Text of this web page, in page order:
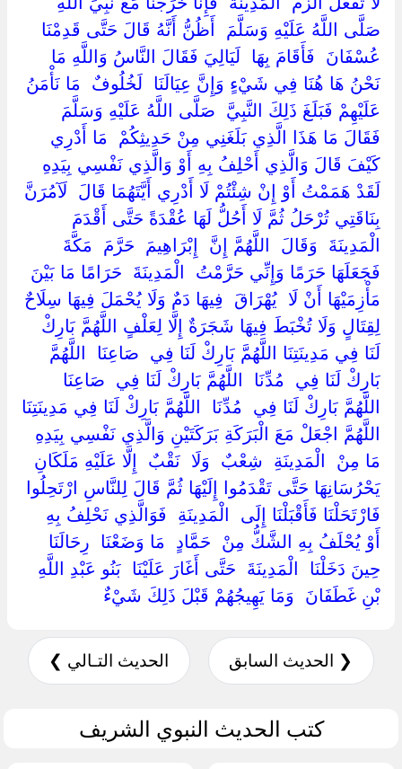
‏صَلَّى اللَّهُ عَلَيْهِ وَسَلَّمَ ‏ ‏أَظُنُّ أَنَّهُ قَالَ حَتَّى قَدِمْنَا ‏
‏عُسْفَانَ ‏ ‏فَأَقَامَ بِهَا ‏ ‏لَيَالِيَ فَقَالَ النَّاسُ وَاللَّهِ مَا
نَحْنُ هَا هُنَا فِي شَيْءٍ وَإِنَّ عِيَالَنَا ‏ ‏لَخُلُوفٌ ‏ ‏مَا نَأْمَنُ
عَلَيْهِمْ فَبَلَغَ ذَلِكَ النَّبِيَّ ‏ ‏صَلَّى اللَّهُ عَلَيْهِ وَسَلَّمَ ‏
‏فَقَالَ مَا هَذَا الَّذِي بَلَغَنِي مِنْ حَدِيثِكُمْ ‏ ‏مَا أَدْرِي
كَيْفَ قَالَ وَالَّذِي أَحْلِفُ بِهِ أَوْ وَالَّذِي نَفْسِي بِيَدِهِ
لَقَدْ هَمَمْتُ أَوْ إِنْ شِئْتُمْ لَا أَدْرِي أَيَّتَهُمَا قَالَ ‏ ‏لَآمُرَنَّ
بِنَاقَتِي تُرْحَلُ ثُمَّ لَا أَحُلُّ لَهَا عُقْدَةً حَتَّى أَقْدَمَ ‏
‏الْمَدِينَةَ ‏ ‏وَقَالَ ‏ ‏اللَّهُمَّ إِنَّ ‏ ‏إِبْرَاهِيمَ ‏ ‏حَرَّمَ ‏ ‏مَكَّةَ ‏
‏فَجَعَلَهَا حَرَمًا وَإِنِّي حَرَّمْتُ ‏ ‏الْمَدِينَةَ ‏ ‏حَرَامًا مَا بَيْنَ ‏
‏مَأْزِمَيْهَا أَنْ لَا ‏ ‏يُهْرَاقَ ‏ ‏فِيهَا دَمٌ وَلَا يُحْمَلَ فِيهَا سِلَاحٌ
لِقِتَالٍ وَلَا تُخْبَطَ فِيهَا شَجَرَةٌ إِلَّا لِعَلْفٍ اللَّهُمَّ بَارِكْ
لَنَا فِي مَدِينَتِنَا اللَّهُمَّ بَارِكْ لَنَا فِي ‏ ‏صَاعِنَا ‏ ‏اللَّهُمَّ
بَارِكْ لَنَا فِي ‏ ‏مُدِّنَا ‏ ‏اللَّهُمَّ بَارِكْ لَنَا فِي ‏ ‏صَاعِنَا ‏
‏اللَّهُمَّ بَارِكْ لَنَا فِي ‏ ‏مُدِّنَا ‏ ‏اللَّهُمَّ بَارِكْ لَنَا فِي مَدِينَتِنَا
اللَّهُمَّ اجْعَلْ مَعَ الْبَرَكَةِ بَرَكَتَيْنِ وَالَّذِي نَفْسِي بِيَدِهِ
مَا مِنْ ‏ ‏الْمَدِينَةِ ‏ ‏شِعْبٌ ‏ ‏وَلَا ‏ ‏نَقْبٌ ‏ ‏إِلَّا عَلَيْهِ مَلَكَانِ
يَحْرُسَانِهَا حَتَّى تَقْدَمُوا إِلَيْهَا ثُمَّ قَالَ لِلنَّاسِ ارْتَحِلُوا
فَارْتَحَلْنَا فَأَقْبَلْنَا إِلَى ‏ ‏الْمَدِينَةِ ‏ ‏فَوَالَّذِي نَحْلِفُ بِهِ ‏
‏أَوْ يُحْلَفُ بِهِ الشَّكُّ مِنْ ‏ ‏حَمَّادٍ ‏ ‏مَا وَضَعْنَا ‏ ‏رِحَالَنَا ‏
‏حِينَ دَخَلْنَا ‏ ‏الْمَدِينَةَ ‏ ‏حَتَّى أَغَارَ عَلَيْنَا ‏ ‏بَنُو عَبْدِ اللَّهِ
بْنِ غَطَفَانَ ‏ ‏وَمَا يَهِيجُهُمْ قَبْلَ ذَلِكَ شَيْءٌ ‏
❮ الحديث السابق الحديث التـالي ❯
كتب الحديث النبوي الشريف